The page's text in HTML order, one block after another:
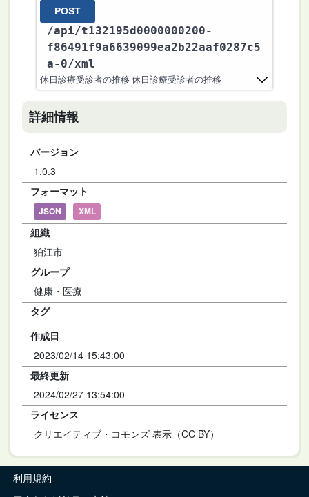
POST
/api/t132195d0000000200-
f86491f9a6639099ea2b22aaf0287c5
a-0/xml
休日診療受診者の推移 休日診療受診者の推移
詳細情報
バージョン
1.0.3
フォーマット
JSON XML
組織
狛江市
グループ
健康・医療
タグ
作成日
2023/02/14 15:43:00
最終更新
2024/02/27 13:54:00
ライセンス
クリエイティブ・コモンズ 表示（CC BY）
利用規約